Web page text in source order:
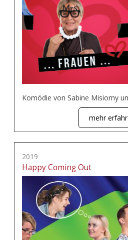
Komödie von Sabine Misiorny
mehr
2019
Happy Coming Out